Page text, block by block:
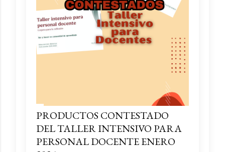
PRODUCTOS CONTESTADO
DEL TALLER INTENSIVO PARA
PERSONAL DOCENTE ENERO